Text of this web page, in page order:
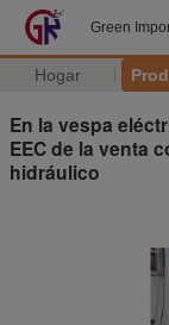
Green
Hogar
En la vespa
EEC de la venta
hidráulico